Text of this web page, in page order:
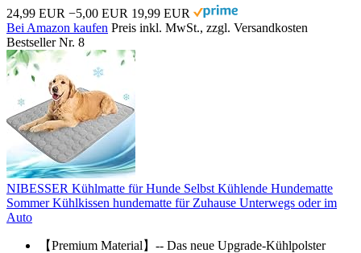
24,99 EUR −5,00 EUR 19,99 EUR
Bei Amazon kaufen Preis inkl. MwSt., zzgl. Versandkosten
Bestseller Nr. 8
NIBESSER Kühlmatte für Hunde Selbst Kühlende Hundematte
Sommer Kühlkissen hundematte für Zuhause Unterwegs oder im
Auto
【Premium Material】-- Das neue Upgrade-Kühlpolster